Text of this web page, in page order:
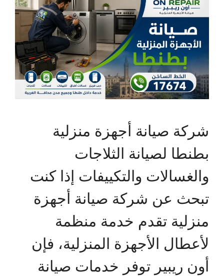
شركة صيانة أجهزة منزلية
بطنطا لصيانة الثلاجات
والغسالات والتكييفات إذا كنت
تبحث عن شركة صيانة أجهزة
منزلية تقدم خدمة منظمة
لأعطال الأجهزة المنزلية، فإن
أون ريبير توفر خدمات صيانة